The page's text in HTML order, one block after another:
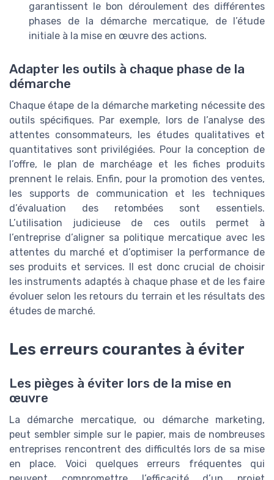
garantissent le bon déroulement des différentes
phases de la démarche mercatique, de l’étude
initiale à la mise en œuvre des actions.
Adapter les outils à chaque phase de la
démarche
Chaque étape de la démarche marketing nécessite des
outils spécifiques. Par exemple, lors de l’analyse des
attentes consommateurs, les études qualitatives et
quantitatives sont privilégiées. Pour la conception de
l’offre, le plan de marchéage et les fiches produits
prennent le relais. Enfin, pour la promotion des ventes,
les supports de communication et les techniques
d’évaluation des retombées sont essentiels.
L’utilisation judicieuse de ces outils permet à
l’entreprise d’aligner sa politique mercatique avec les
attentes du marché et d’optimiser la performance de
ses produits et services. Il est donc crucial de choisir
les instruments adaptés à chaque phase et de les faire
évoluer selon les retours du terrain et les résultats des
études de marché.
Les erreurs courantes à éviter
Les pièges à éviter lors de la mise en
œuvre
La démarche mercatique, ou démarche marketing,
peut sembler simple sur le papier, mais de nombreuses
entreprises rencontrent des difficultés lors de sa mise
en place. Voici quelques erreurs fréquentes qui